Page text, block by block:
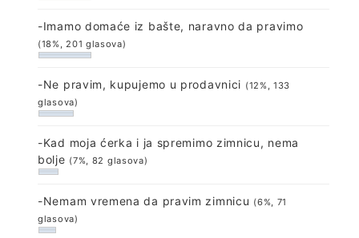
-Imamo domaće iz bašte, naravno da pravimo
(18%, 201 glasova)
-Ne pravim, kupujemo u prodavnici (12%, 133
glasova)
-Kad moja ćerka i ja spremimo zimnicu, nema
bolje (7%, 82 glasova)
-Nemam vremena da pravim zimnicu (6%, 71
glasova)